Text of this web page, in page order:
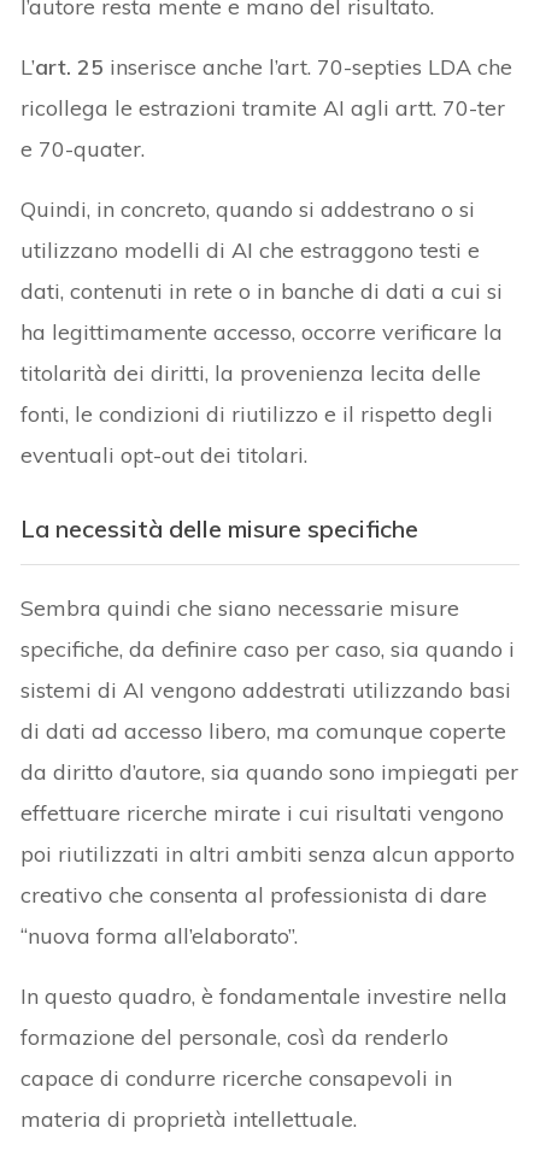
l’autore resta mente e mano del risultato.
L’art. 25 inserisce anche l’art. 70-septies LDA che
ricollega le estrazioni tramite AI agli artt. 70-ter
e 70-quater.
Quindi, in concreto, quando si addestrano o si
utilizzano modelli di AI che estraggono testi e
dati, contenuti in rete o in banche di dati a cui si
ha legittimamente accesso, occorre verificare la
titolarità dei diritti, la provenienza lecita delle
fonti, le condizioni di riutilizzo e il rispetto degli
eventuali opt-out dei titolari.
La necessità delle misure specifiche
Sembra quindi che siano necessarie misure
specifiche, da definire caso per caso, sia quando i
sistemi di AI vengono addestrati utilizzando basi
di dati ad accesso libero, ma comunque coperte
da diritto d’autore, sia quando sono impiegati per
effettuare ricerche mirate i cui risultati vengono
poi riutilizzati in altri ambiti senza alcun apporto
creativo che consenta al professionista di dare
“nuova forma all’elaborato”.
In questo quadro, è fondamentale investire nella
formazione del personale, così da renderlo
capace di condurre ricerche consapevoli in
materia di proprietà intellettuale.